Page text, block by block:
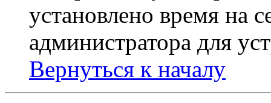
установлено время на
администратора для
Вернуться к началу